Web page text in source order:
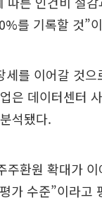
를 기록할 것”
를 이어갈 것
은 데이터센터
석됐다.
환원 확대가
가 수준”이라고